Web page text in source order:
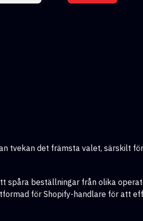
tvekan det främsta valet, särskilt
spåra beställningar från olika
för Shopify-handlare för att